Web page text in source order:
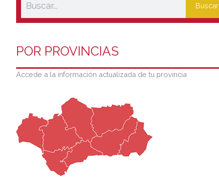
Buscar
POR PROVINCIAS
Accede a la información actualizada de tu provincia